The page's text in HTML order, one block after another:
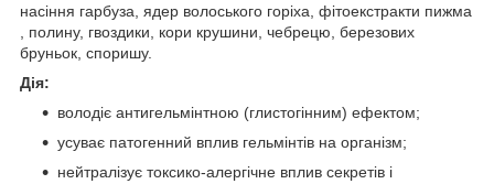
насіння гарбуза, ядер волоського горіха, фітоекстракти пижма
, полину, гвоздики, кори крушини, чебрецю, березових
бруньок, споришу.
Дія:
володіє антигельмінтною (глистогінним) ефектом;
усуває патогенний вплив гельмінтів на організм;
нейтралізує токсико-алергічне вплив секретів і